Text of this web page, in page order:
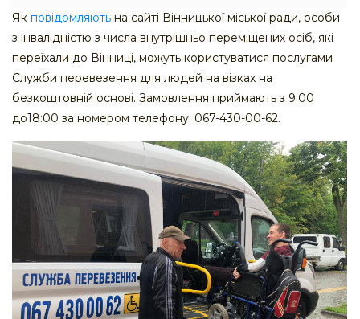
Як повідомляють на сайті Вінницької міської ради, особи
з інвалідністю з числа внутрішньо переміщених осіб, які
переїхали до Вінниці, можуть користуватися послугами
Служби перевезення для людей на візках на
безкоштовній основі. Замовлення приймають з 9:00
до18:00 за номером телефону: 067-430-00-62.